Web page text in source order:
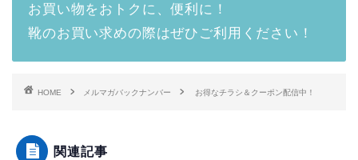
お買い物をおトクに、便利に！
靴のお買い求めの際はぜひご利用ください！
HOME メルマガバックナンバー お得なチラシ＆クーポン配信中！
関連記事